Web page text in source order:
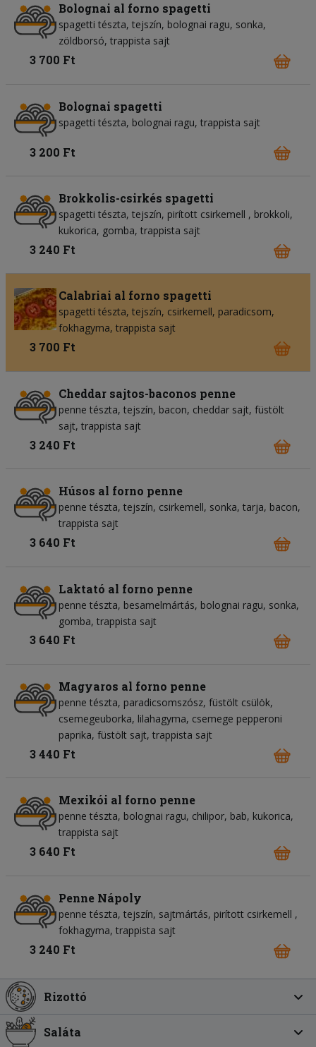
Bolognai al forno spagetti
spagetti tészta tejszín bolognai ragu sonka
zöldborsó trappista sajt
3 700 Ft
Bolognai spagetti
spagetti tészta bolognai ragu trappista sajt
3 200 Ft
Brokkolis-csirkés spagetti
spagetti tészta tejszín pirított csirkemell
brokkoli
kukorica gomba trappista sajt
3 240 Ft
Calabriai al forno spagetti
spagetti tészta tejszín csirkemell paradicsom
fokhagyma trappista sajt
3 700 Ft
Cheddar sajtos-baconos penne
penne tészta tejszín bacon cheddar sajt füstölt
sajt trappista sajt
3 240 Ft
Húsos al forno penne
penne tészta tejszín csirkemell sonka tarja bacon
trappista sajt
3 640 Ft
Laktató al forno penne
penne tészta besamelmártás bolognai ragu sonka
gomba trappista sajt
3 640 Ft
Magyaros al forno penne
penne tészta paradicsomszósz füstölt csülök
csemegeuborka lilahagyma csemege pepperoni
paprika füstölt sajt trappista sajt
3 440 Ft
Mexikói al forno penne
penne tészta bolognai ragu chilipor bab kukorica
trappista sajt
3 640 Ft
Penne Nápoly
penne tészta tejszín sajtmártás pirított csirkemell
fokhagyma trappista sajt
3 240 Ft
Rizottó
Saláta